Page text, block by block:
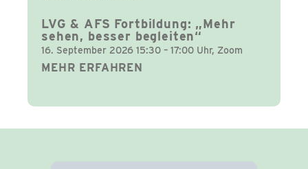
LVG & AFS Fortbildung: „Mehr
sehen, besser begleiten“
16. September 2026 15:30 – 17:00 Uhr, Zoom
MEHR ERFAHREN